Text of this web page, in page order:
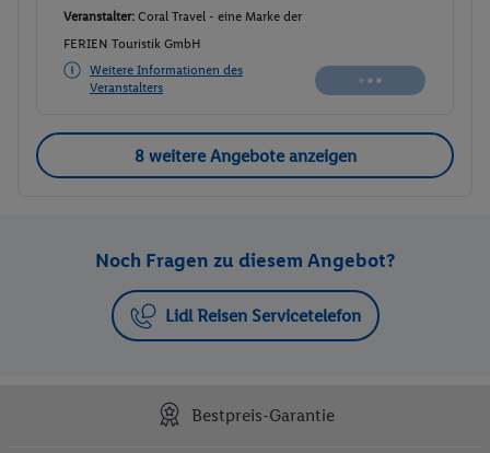
Veranstalter: Coral Travel - eine Marke der
FERIEN Touristik GmbH
Weitere Informationen des
Veranstalters
8 weitere Angebote anzeigen
Noch Fragen zu diesem Angebot?
Lidl Reisen Servicetelefon
Bestpreis-Garantie